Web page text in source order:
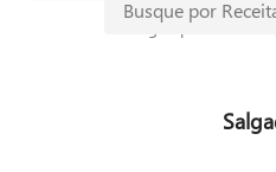
Navegue pelas